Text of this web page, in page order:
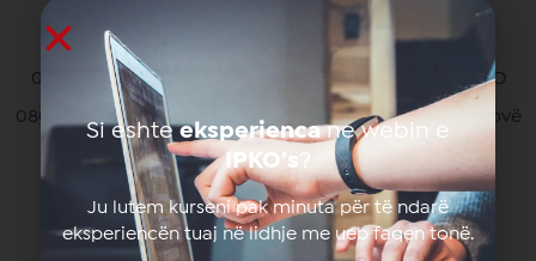
Kujdesi Ndaj Klientëve Privat
049/700 700 pa pagesë për thirrjet brenda rrjetit IPKO
080070070 pa pagesë nga të gjithë operatorët në Kosovë
*770# për thirrjet nga roaming
Kujdesi Ndaj Klientëve të Biznesit
Si eshteeksperiencane webin e
IPKO’s?
Ju lutem kurseni pak minuta për të ndarë
eksperiencën tuaj në lidhje me ueb faqen tonë.